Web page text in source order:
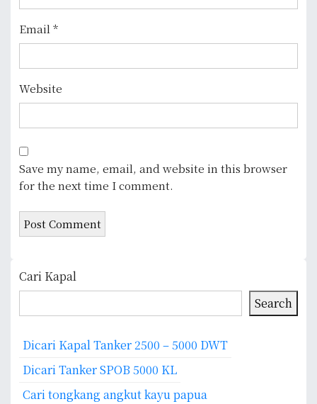
Email*
Website
Save my name, email, and website in this browser
for the next time I comment.
lt
e
a
v
e
Cari Kapal
Search
Dicari Kapal Tanker 2500 – 5000 DWT
Dicari Tanker SPOB 5000 KL
Cari tongkang angkut kayu papua